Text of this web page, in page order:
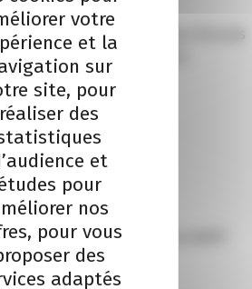
présentation des planches d’essais
et du bureau témoin.
Juan-les-Pins
Philippe Prost AAPP
votre
et la
sur
site, pour
réaliser des
et
pour
nos
pour vous
des
adaptés